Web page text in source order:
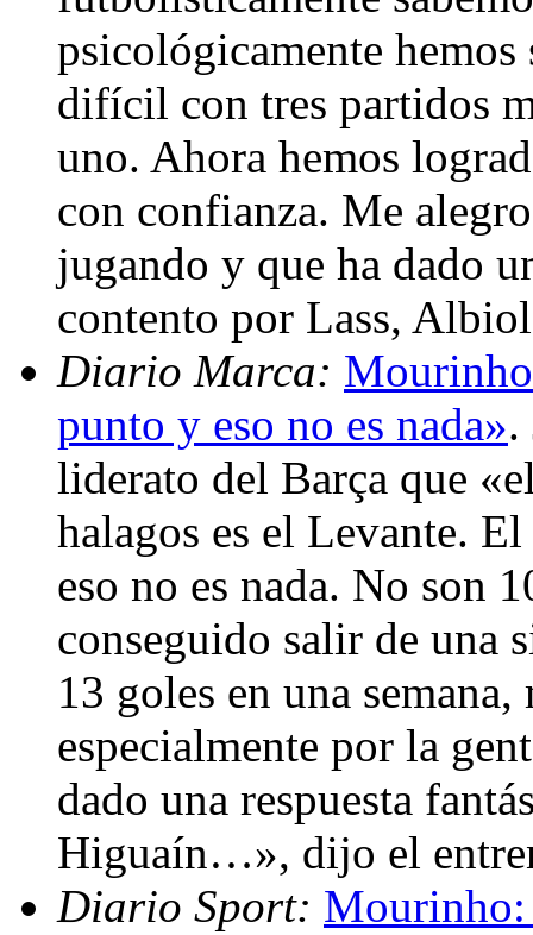
psicológicamente
difícil con tres partidos
uno. Ahora hemos
con confianza. Me
jugando y que ha dado
contento por Lass,
Diario Marca:
punto y eso no es nada».
liderato del Barça que
halagos es el Levante.
eso no es nada. No son
conseguido salir de una
13 goles en una
especialmente por la
dado una respuesta
Higuaín…», dijo el
Diario Sport: